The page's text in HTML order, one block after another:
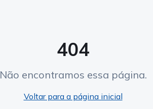
404
Não encontramos essa página.
Voltar para a página inicial